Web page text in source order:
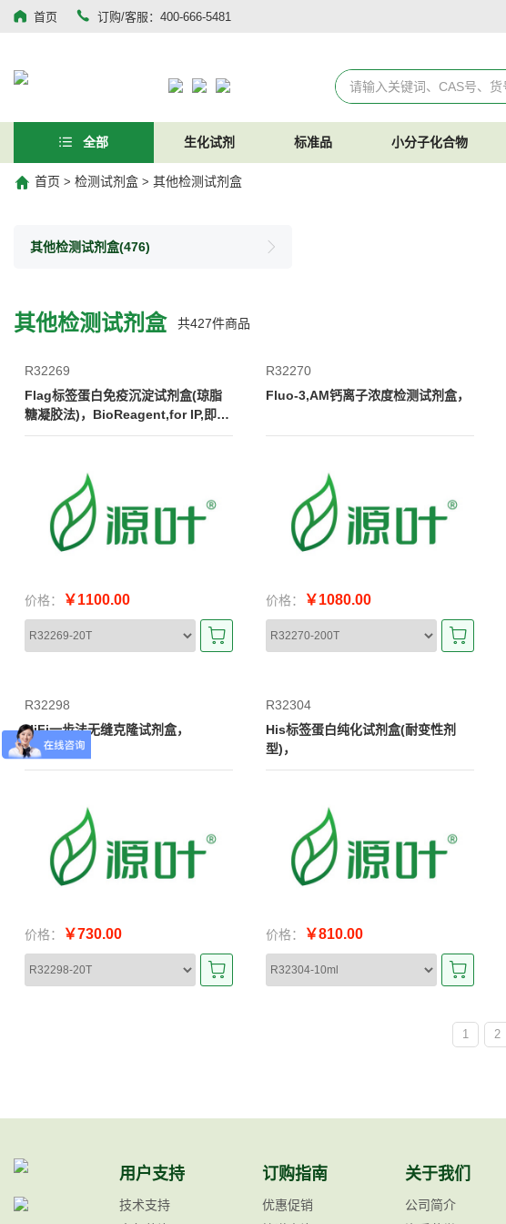
首页 订购/客服：400-666-5481
全部 生化试剂 标准品 小分子化合物
首页 > 检测试剂盒 > 其他检测试剂盒
其他检测试剂盒(476)
其他检测试剂盒 共427件商品
R32269
Flag标签蛋白免疫沉淀试剂盒(琼脂
糖凝胶法)，BioReagent,for IP,即用
型
价格： ￥1100.00
R32270
Fluo-3,AM钙离子浓度检测试剂盒，
价格： ￥1080.00
R32298
HiFi一步法无缝克隆试剂盒，
价格： ￥730.00
R32304
His标签蛋白纯化试剂盒(耐变性剂
型)，
价格： ￥810.00
1 2
用户支持
技术支持
订购指南
优惠促销
关于我们
公司简介